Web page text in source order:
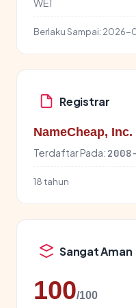
WE1
Berlaku Sampai: 2026-
Registrar
NameCheap, Inc.
Terdaftar Pada:
18 tahun
Sangat Aman
100/100